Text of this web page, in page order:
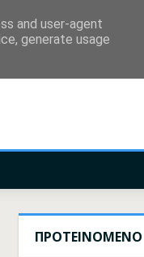
ΠΡΟΤΕΙΝΟΜΕΝΟ
and user-agent
generate usage